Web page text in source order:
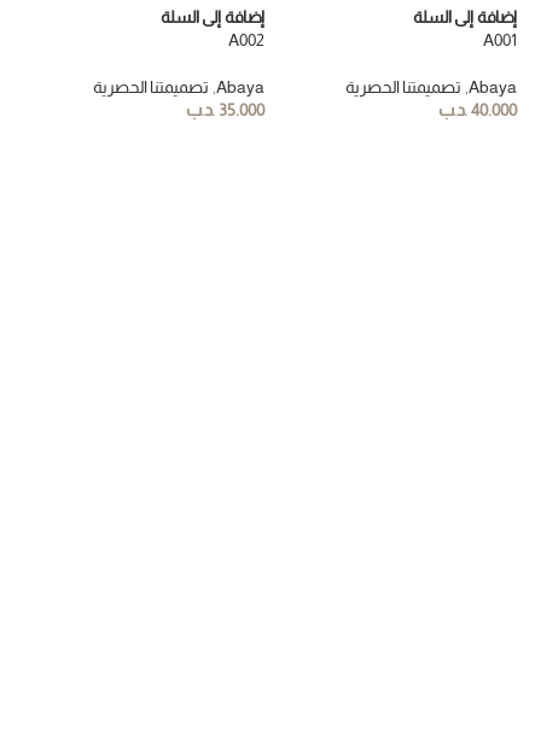
إضافة إلى السلة
A001
Abaya
, تصميمتنا الحصرية
40.000.د.ب
إضافة إلى السلة
A002
Abaya
, تصميمتنا الحصرية
35.000.د.ب